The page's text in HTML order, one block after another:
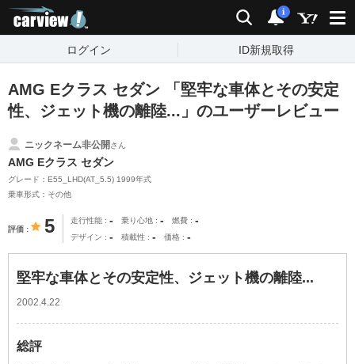
検索 通知
i
ログイン ID新規取得
AMG Eクラス セダン 「堅牢な車体とその安定
性、ジェット機の離陸...」のユーザーレビュー
ニックネーム非公開さん
AMG Eクラス セダン
グレード：E55_LHD(AT_5.5) 1999年式
乗車形式：その他
評価 5 走行性能 - 乗り心地 - 燃費 -
デザイン - 積載性 - 価格 -
堅牢な車体とその安定性、ジェット機の離陸...
2002.4.22
総評